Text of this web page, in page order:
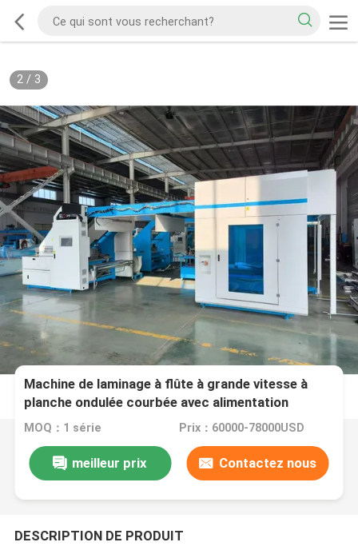
2/ 3
Machine de laminage à flûte à grande vitesse à
planche ondulée courbée avec alimentation
superposée et contrôle servo
MOQ：1 série Prix：60000-78000USD
meilleur prix Contactez nous
DESCRIPTION DE PRODUIT